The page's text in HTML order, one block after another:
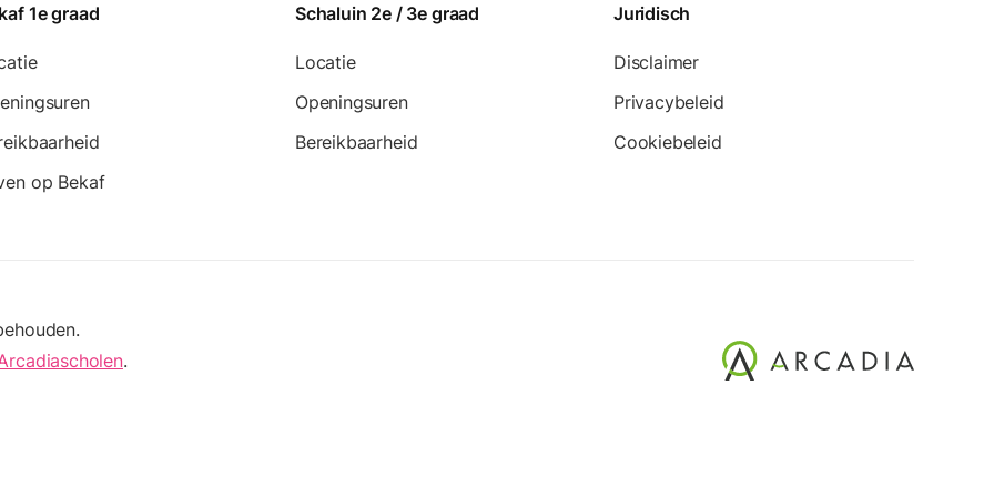
1e graad
op Bekaf
Schaluin 2e / 3e graad
Locatie
Openingsuren
Bereikbaarheid
Juridisch
Disclaimer
Privacybeleid
Cookiebeleid
.